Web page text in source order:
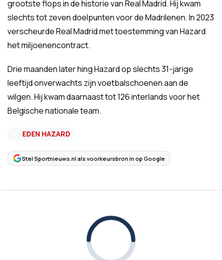
grootste flops in de historie van Real Madrid. Hij kwam
slechts tot zeven doelpunten voor de Madrilenen. In 2023
verscheurde Real Madrid met toestemming van Hazard
het miljoenencontract.
Drie maanden later hing Hazard op slechts 31-jarige
leeftijd onverwachts zijn voetbalschoenen aan de
wilgen. Hij kwam daarnaast tot 126 interlands voor het
Belgische nationale team.
EDEN HAZARD
Stel Sportnieuws.nl als voorkeursbron in op Google